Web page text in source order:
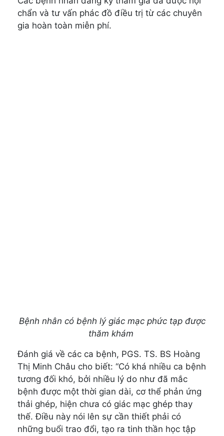
chẩn và tư vấn phác đồ điều trị từ các chuyên
gia hoàn toàn miễn phí.
Bệnh nhân có bệnh lý giác mạc phức tạp được
thăm khám
Đánh giá về các ca bệnh, PGS. TS. BS Hoàng
Thị Minh Châu cho biết: “Có khá nhiều ca bệnh
tương đối khó, bởi nhiều lý do như đã mắc
bệnh được một thời gian dài, cơ thể phản ứng
thải ghép, hiện chưa có giác mạc ghép thay
thế. Điều này nói lên sự cần thiết phải có
những buổi trao đổi, tạo ra tinh thần học tập